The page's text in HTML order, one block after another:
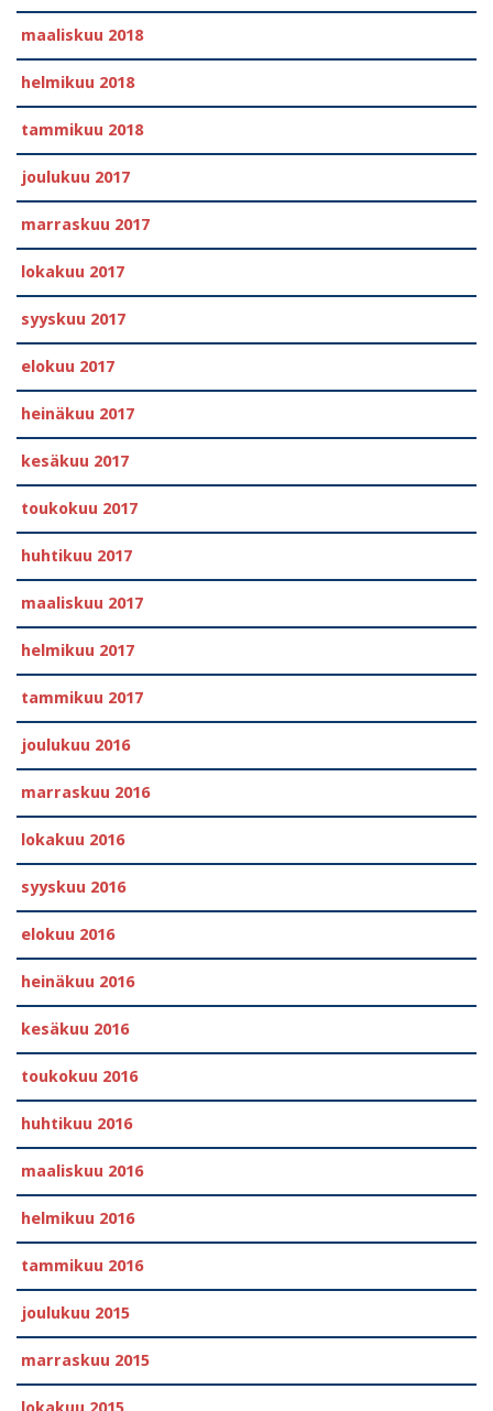
maaliskuu 2018
helmikuu 2018
tammikuu 2018
joulukuu 2017
marraskuu 2017
lokakuu 2017
syyskuu 2017
elokuu 2017
heinäkuu 2017
kesäkuu 2017
toukokuu 2017
huhtikuu 2017
maaliskuu 2017
helmikuu 2017
tammikuu 2017
joulukuu 2016
marraskuu 2016
lokakuu 2016
syyskuu 2016
elokuu 2016
heinäkuu 2016
kesäkuu 2016
toukokuu 2016
huhtikuu 2016
maaliskuu 2016
helmikuu 2016
tammikuu 2016
joulukuu 2015
marraskuu 2015